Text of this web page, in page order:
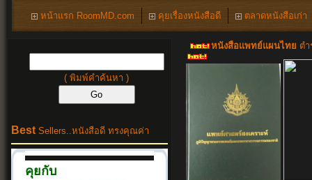
หน้าแรก RoomMD.com คุยเรื่องหนังสือดี ตลาดหนังสือเก่า
( พิมพ์คำค้นหา )
Best Sellers..หนังสือดี ทรงคุณค่า
คุยกับ
หนังสือแพทย์แผนไทย ต